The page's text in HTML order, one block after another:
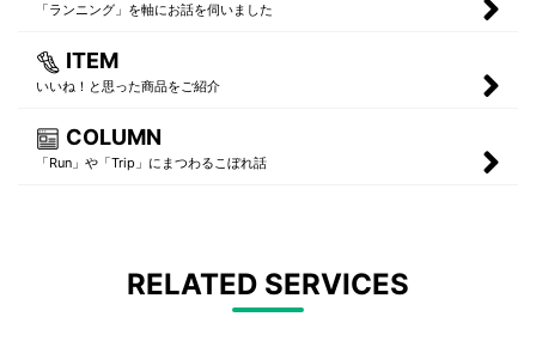
「ランニング」を軸にお話を伺いました
ITEM
いいね！と思った商品をご紹介
COLUMN
「Run」や「Trip」にまつわるこぼれ話
RELATED SERVICES